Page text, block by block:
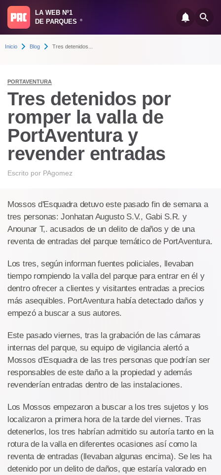
LA WEB Nº1
DE PARQUES
®
Inicio Blog Tres detenidos...
PORTAVENTURA
Tres detenidos por
romper la valla de
PortAventura y
revender entradas
Escrito por PAgomez
Mossos d'Esquadra detuvo este pasado fin de semana a
tres personas: Jonhatan Augusto S.V., Gabi S.R. y
Anounar T,. acusados de un delito de daños y de una
reventa de entradas del parque temático de PortAventura.
Los tres, según informan fuentes policiales, llevaban
tiempo rompiendo la valla del parque para entrar en él y
dentro ofrecer a clientes y visitantes entradas a precios
más asequibles. PortAventura había detectado daños y
empezó a buscar a sus autores.
Este pasado viernes, tras la grabación de las cámaras
internas del parque, su equipo de vigilancia alertó a
Mossos d'Esquadra de las tres personas que podrían ser
responsables de este daño a la propiedad y además
revenderían entradas dentro de las instalaciones.
Los Mossos empezaron a buscar a los tres sujetos y los
localizaron a primera hora de la tarde del viernes. Tras
detenerlos, los tres habrían admitido su autoría tanto en la
rotura de la valla en diferentes ocasiones así como la
reventa de entradas (llevaban algunas encima). Se les ha
detenido por un delito de daños, que estaría valorado en